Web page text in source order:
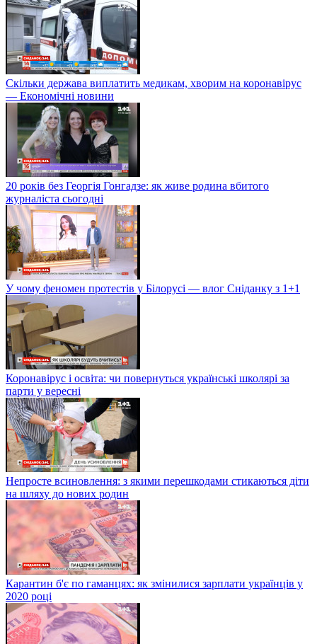
Скільки держава виплатить медикам, хворим на коронавірус
— Економічні новини
20 років без Георгія Гонгадзе: як живе родина вбитого
журналіста сьогодні
У чому феномен протестів у Білорусі — влог Сніданку з 1+1
Коронавірус і освіта: чи повернуться українські школярі за
парти у вересні
Непросте всиновлення: з якими перешкодами стикаються діти
на шляху до нових родин
Карантин б'є по гаманцях: як змінилися зарплати українців у
2020 році